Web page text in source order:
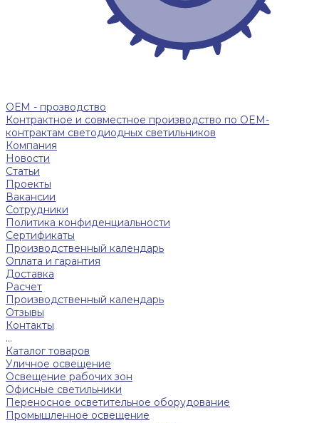
ОЕМ - прозводство
Контрактное и совместное производство по OEM-
контрактам светодиодных светильников
Компания
Новости
Статьи
Проекты
Вакансии
Сотрудники
Политика конфиденциальности
Сертификаты
Производственный календарь
Оплата и гарантия
Доставка
Расчет
Производственный календарь
Отзывы
Контакты
...
Каталог товаров
Уличное освещение
Освещение рабочих зон
Офисные светильники
Переносное осветительное оборудование
Промышленное освещение